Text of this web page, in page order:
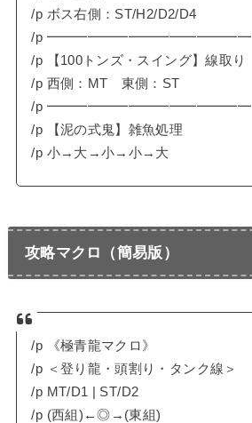
/p ボス右側：ST/H2/D2/D4
/p ━━━━━━━━━━━━━━━
/p 【100トンズ・スイング】線取り
/p 西側：MT 東側：ST
/p ━━━━━━━━━━━━━━━
/p 【泥の式鬼】雑魚処理
/p 小→大→小→小→大
攻略マクロ（簡易版）
/p 《極青龍マクロ》
/p ＜登り龍・頭割り・タンク線＞
/p MT/D1 | ST/D2
/p (西組)←◎→(東組)